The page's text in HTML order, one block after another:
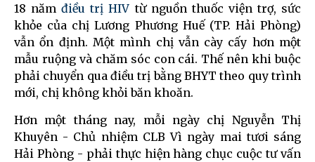
18 nămđiều trị HIV từ nguồn thuốc viện trợ, sức
khỏe của chị Lương Phương Huế (TP. Hải Phòng)
vẫn ổn định. Một mình chị vẫn cày cấy hơn một
mẫu ruộng và chăm sóc con cái. Thế nên khi buộc
phải chuyển qua điều trị bằng BHYT theo quy trình
mới, chị không khỏi băn khoăn.
Hơn một tháng nay, mỗi ngày chị Nguyễn Thị
Khuyên - Chủ nhiệm CLB Vì ngày mai tươi sáng
Hải Phòng - phải thực hiện hàng chục cuộc tư vấn